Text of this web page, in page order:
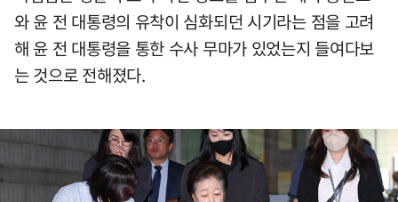
와 윤 전 대통령의 유착이 심화되던 시기라는 점을 고려
해 윤 전 대통령을 통한 수사 무마가 있었는지 들여다보
는 것으로 전해졌다.